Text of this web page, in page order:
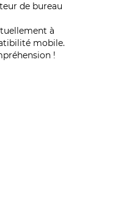
de bureau
à
mobile.
!